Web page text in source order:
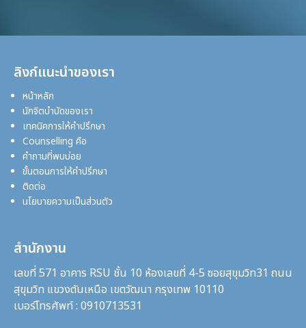
ลิงก์แนะนำของเรา
หน้าหลัก
นักจิตบำบัดของเรา
เทคนิคการให้คำปรึกษา
Counselling คือ
คำถามที่พบบ่อย
ขั้นตอนการให้คำปรึกษา
ติดต่อ
นโยบายความเป็นส่วนตัว
สำนักงาน
เลขที่ 571 อาคาร RSU ชั้น 10 ห้องเลขที่ 4-5 ซอยสุขุมวิท31 ถนน
สุขุมวิท แขวงตันเหนือ เขตวัฒนา กรุงเทพ 10110
เบอร์โทรศัพท์ : 0910713531